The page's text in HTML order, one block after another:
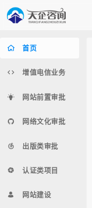
首页
增值电信业务
网站前置审批
网络文化审批
出版类审批
认证类项目
网站建设